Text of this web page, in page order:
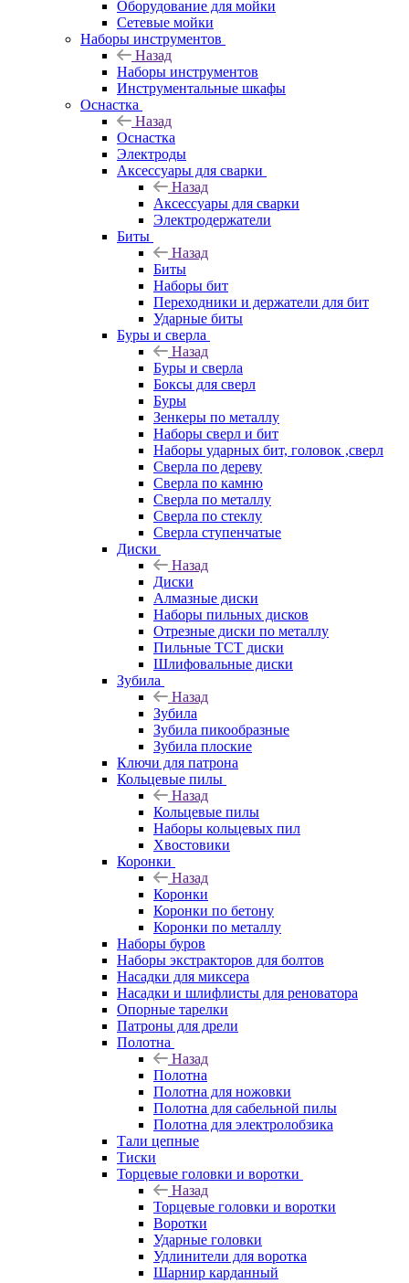
Оборудование для мойки
Сетевые мойки
Наборы инструментов
Назад
Наборы инструментов
Инструментальные шкафы
Оснастка
Назад
Оснастка
Электроды
Аксессуары для сварки
Назад
Аксессуары для сварки
Электродержатели
Биты
Назад
Биты
Наборы бит
Переходники и держатели для бит
Ударные биты
Буры и сверла
Назад
Буры и сверла
Боксы для сверл
Буры
Зенкеры по металлу
Наборы сверл и бит
Наборы ударных бит, головок ,сверл
Сверла по дереву
Сверла по камню
Сверла по металлу
Сверла по стеклу
Сверла ступенчатые
Диски
Назад
Диски
Алмазные диски
Наборы пильных дисков
Отрезные диски по металлу
Пильные TCT диски
Шлифовальные диски
Зубила
Назад
Зубила
Зубила пикообразные
Зубила плоские
Ключи для патрона
Кольцевые пилы
Назад
Кольцевые пилы
Наборы кольцевых пил
Хвостовики
Коронки
Назад
Коронки
Коронки по бетону
Коронки по металлу
Наборы буров
Наборы экстракторов для болтов
Насадки для миксера
Насадки и шлифлисты для реноватора
Опорные тарелки
Патроны для дрели
Полотна
Назад
Полотна
Полотна для ножовки
Полотна для сабельной пилы
Полотна для электролобзика
Тали цепные
Тиски
Торцевые головки и воротки
Назад
Торцевые головки и воротки
Воротки
Ударные головки
Удлинители для воротка
Шарнир карданный